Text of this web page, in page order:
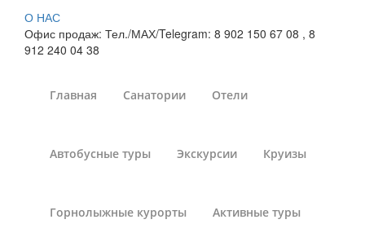
О НАС
Офис продаж: Тел./МАХ/Telegram: 8 902 150 67 08 , 8
912 240 04 38
Главная Санатории Отели
Автобусные туры Экскурсии Круизы
Горнолыжные курорты Активные туры
Лечение панкреатита в
санаториях Белоруссии
Санатории России»Санаторно-курортное лечение